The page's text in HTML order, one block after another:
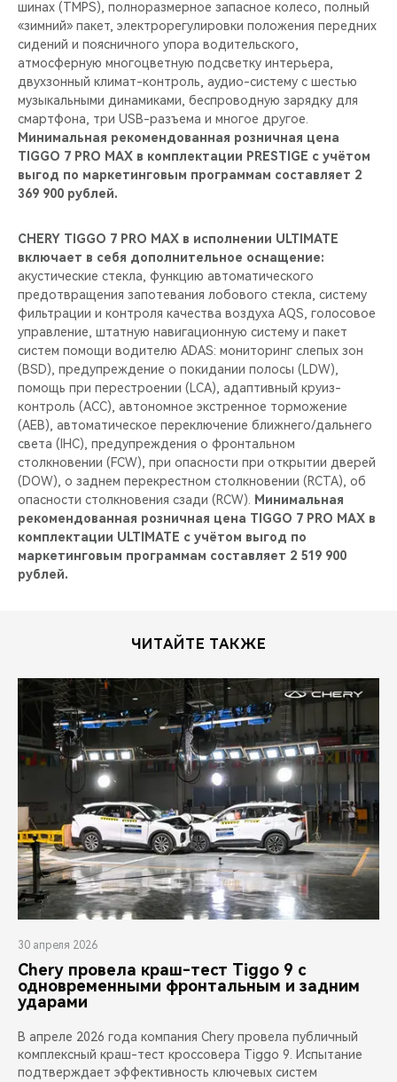
шинах (TMPS), полноразмерное запасное колесо, полный
«зимний» пакет, электрорегулировки положения передних
сидений и поясничного упора водительского,
атмосферную многоцветную подсветку интерьера,
двухзонный климат-контроль, aудио-систему c шестью
музыкальными динамиками, беспроводную зарядку для
смартфона, три USB-разъема и многое другое.
Минимальная рекомендованная розничная цена
TIGGO 7 PRO MAX в комплектации PRESTIGE с учётом
выгод по маркетинговым программам составляет 2
369 900 рублей.
CHERY TIGGO 7 PRO MAX в исполнении ULTIMATE
включает в себя дополнительное оснащение:
акустические стекла, функцию автоматического
предотвращения запотевания лобового стекла, систему
фильтрации и контроля качества воздуха AQS, голосовое
управление, штатную навигационную систему и пакет
систем помощи водителю ADAS: мониторинг слепых зон
(BSD), предупреждение о покидании полосы (LDW),
помощь при перестроении (LCA), адаптивный круиз-
контроль (ACC), автономное экстренное торможение
(AEB), автоматическое переключение ближнего/дальнего
света (IHC), предупреждения о фронтальном
столкновении (FCW), при опасности при открытии дверей
(DOW), о заднем перекрестном столкновении (RCTA), об
опасности столкновения сзади (RCW).
Минимальная
рекомендованная розничная цена TIGGO 7 PRO MAX в
комплектации ULTIMATE с учётом выгод по
маркетинговым программам составляет 2 519 900
рублей.
ЧИТАЙТЕ ТАКЖЕ
30 апреля 2026
Chery провела краш-тест Tiggo 9 с
одновременными фронтальным и задним
ударами
В апреле 2026 года компания Chery провела публичный
комплексный краш-тест кроссовера Tiggo 9. Испытание
подтверждает эффективность ключевых систем